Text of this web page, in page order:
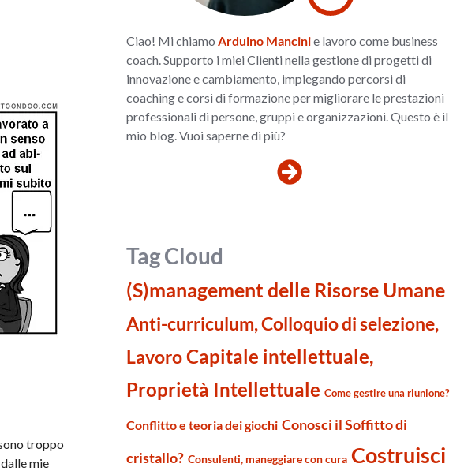
troppo
mie
Ciao! Mi chiamo Arduino Mancinie lavoro come business
coach. Supporto i miei Clienti nella gestione di progetti di
innovazione e cambiamento, impiegando percorsi di
coaching e corsi di formazione per migliorare le prestazioni
professionali di persone, gruppi e organizzazioni. Questo è il
mio blog. Vuoi saperne di più?
Tag Cloud
(S)management delle Risorse Umane
Anti-curriculum, Colloquio di selezione,
LavoroCapitale intellettuale,
Proprietà Intellettuale Come gestire una riunione?
Conflitto e teoria dei giochi Conosci il Soffitto di
cristallo? Consulenti, maneggiare con cura Costruisci